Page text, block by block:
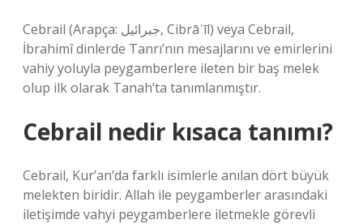
Cebrail (Arapça: جبرائيل, Cibrāʾīl) veya Cebrail,
İbrahimî dinlerde Tanrı’nın mesajlarını ve emirlerini
vahiy yoluyla peygamberlere ileten bir baş melek
olup ilk olarak Tanah’ta tanımlanmıştır.
Cebrail nedir kısaca tanımı?
Cebrail, Kur’an’da farklı isimlerle anılan dört büyük
melekten biridir. Allah ile peygamberler arasındaki
iletişimde vahyi peygamberlere iletmekle görevli